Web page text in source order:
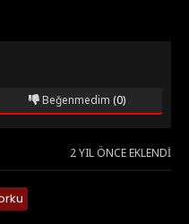
Beğenmedim (0)
2 YIL ÖNCE EKLENDI